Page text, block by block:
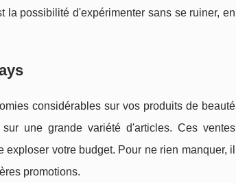
la possibilité d'expérimenter sans se ruiner, en
considérables sur vos produits de beauté
une grande variété d'articles. Ces ventes
votre budget. Pour ne rien manquer, il
promotions.